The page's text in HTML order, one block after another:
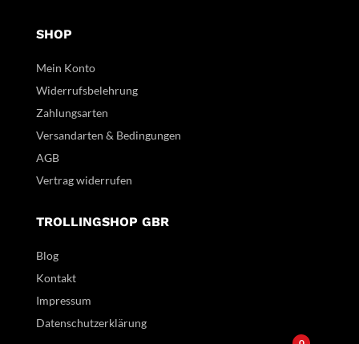
SHOP
Mein Konto
Widerrufsbelehrung
Zahlungsarten
Versandarten & Bedingungen
AGB
Vertrag widerrufen
TROLLINGSHOP GBR
Blog
Kontakt
Impressum
Datenschutzerklärung